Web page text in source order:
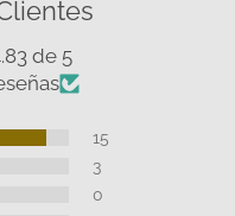
de 5
15
3
0